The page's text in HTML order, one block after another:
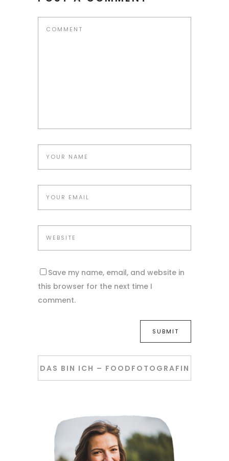
Save my name, email, and website in
this browser for the next time I
comment.
DAS BIN ICH – FOODFOTOGRAFIN